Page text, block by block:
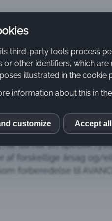
Kurser og
når du har en specifik
af forskellige årsag og/
forberedelse til
third-party tools process
or other identifiers, which
illustrated in the cookie
information about this in
customize Accept all